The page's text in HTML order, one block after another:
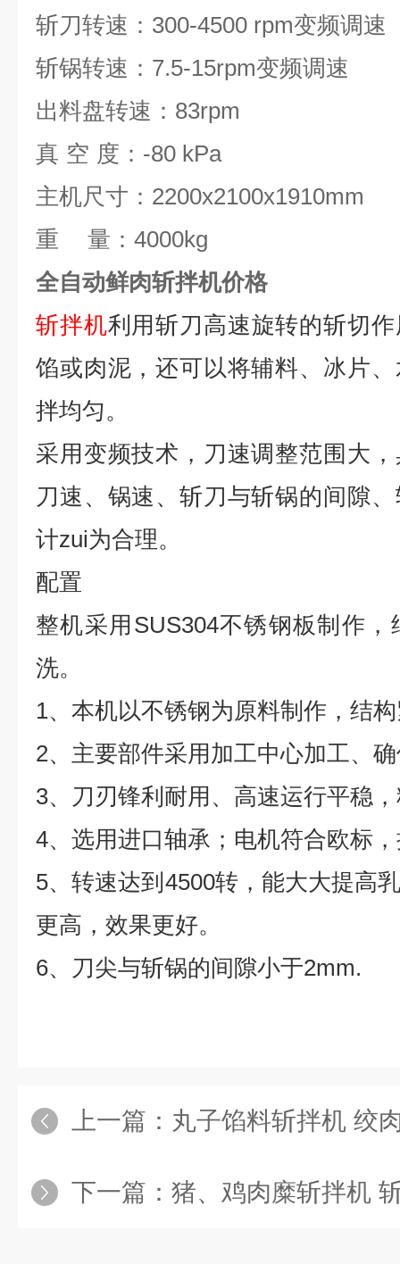
斩刀转速： 300-4500 rpm变频调速
斩锅转速： 7.5-15rpm变频调速
出料盘转速： 83rpm
真 空 度： -80 kPa
主机尺寸： 2200x2100x1910mm
重
量： 4000kg
全自动鲜肉斩拌机价格
斩拌机利用斩刀高速旋转的斩切
馅或肉泥，还可以将辅料、冰片
拌均匀。
采用变频技术，刀速调整范围大
刀速、锅速、斩刀与斩锅的间隙
计zui为合理。
配置
整机采用 SUS304不锈钢板制作，
洗。
1、本机以不锈钢为原料制作，结
2、主要部件采用加工中心加工、
3、刀刃锋利耐用、高速运行平稳
4、选用进口轴承；电机符合欧标
5、转速达到 4500转，能大大提高
更高，效果更好。
6、刀尖与斩锅的间隙小于2mm.
上一篇： 丸子馅料斩拌机 绞
下一篇： 猪、鸡肉糜斩拌机